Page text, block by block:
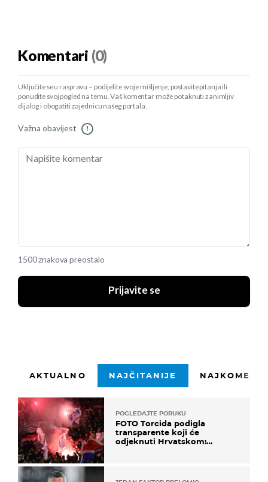
Komentari (0)
Uključite se u raspravu – podijelite svoje mišljenje, postavite pitanja ili
ponudite svoj pogled na temu. Vaš komentar može potaknuti zanimljiv
dijalog i obogatiti zajednicu našeg portala.
Važna obavijest !
1500 znakova preostalo
Prijavite se
AKTUALNO NAJČITANIJE
POGLEDAJTE PORUKU
FOTO Torcida podigla
transparente koji će
odjeknuti Hrvatskom: